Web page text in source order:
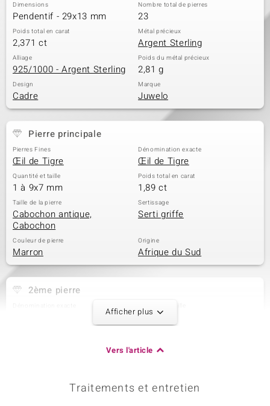
Dimensions
Pendentif - 29x13 mm
Nombre total de pierres
23
Poids total en carat
2,371 ct
Métal précieux
Argent Sterling
Alliage
925/1000 - Argent Sterling
Poids du métal précieux
2,81 g
Design
Cadre
Marque
Juwelo
Pierre principale
Pierres Fines
Œil de Tigre
Dénomination exacte
Œil de Tigre
Quantité et taille
1 à 9x7 mm
Poids total en carat
1,89 ct
Taille de la pierre
Cabochon antique,
Cabochon
Sertissage
Serti griffe
Couleur de pierre
Marron
Origine
Afrique du Sud
2ème pierre
1 à 2,2 mm
Taille brillant rond
Afficher plus
Vers l'article
Traitements et entretien